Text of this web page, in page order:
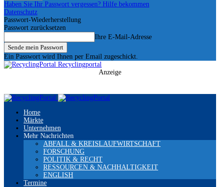
Haben Sie Ihr Passwort vergessen? Hilfe bekommen
Datenschutz
Passwort-Wiederherstellung
Passwort zurücksetzen
Ihre E-Mail-Adresse
Ein Passwort wird Ihnen per Email zugeschickt.
Recyclingportal
Anzeige
Home
Märkte
Unternehmen
Mehr Nachrichten
ABFALL & KREISLAUFWIRTSCHAFT
FORSCHUNG
POLITIK & RECHT
RESSOURCEN & NACHHALTIGKEIT
ENGLISH
Termine